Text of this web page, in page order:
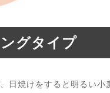
グタイプ
日焼けをすると明るい小